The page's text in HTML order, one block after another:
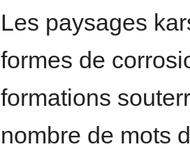
Les paysages
formes de
formations
nombre de mots